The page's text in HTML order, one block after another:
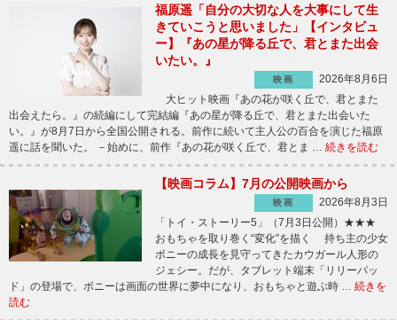
福原遥「自分の大切な人を大事にして生
きていこうと思いました」【インタビュ
ー】『あの星が降る丘で、君とまた出会
いたい。』
映画
2026年8月6日
大ヒット映画『あの花が咲く丘で、君とまた
出会えたら。』の続編にして完結編『あの星が降る丘で、君とまた出会いた
い。』が8月7日から全国公開される。前作に続いて主人公の百合を演じた福原
遥に話を聞いた。 －始めに、前作『あの花が咲く丘で、君とま … 続きを読む
【映画コラム】7月の公開映画から
映画
2026年8月3日
「トイ・ストーリー5」（7月3日公開）★★★
おもちゃを取り巻く“変化”を描く 持ち主の少女
ボニーの成長を見守ってきたカウガール人形の
ジェシー。だが、タブレット端末「リリーパッ
ド」の登場で、ボニーは画面の世界に夢中になり、おもちゃと遊ぶ時 … 続きを
読む